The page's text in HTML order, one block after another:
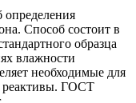
определения
Способ состоит в
образца
влажности
необходимые для
реактивы. ГОСТ